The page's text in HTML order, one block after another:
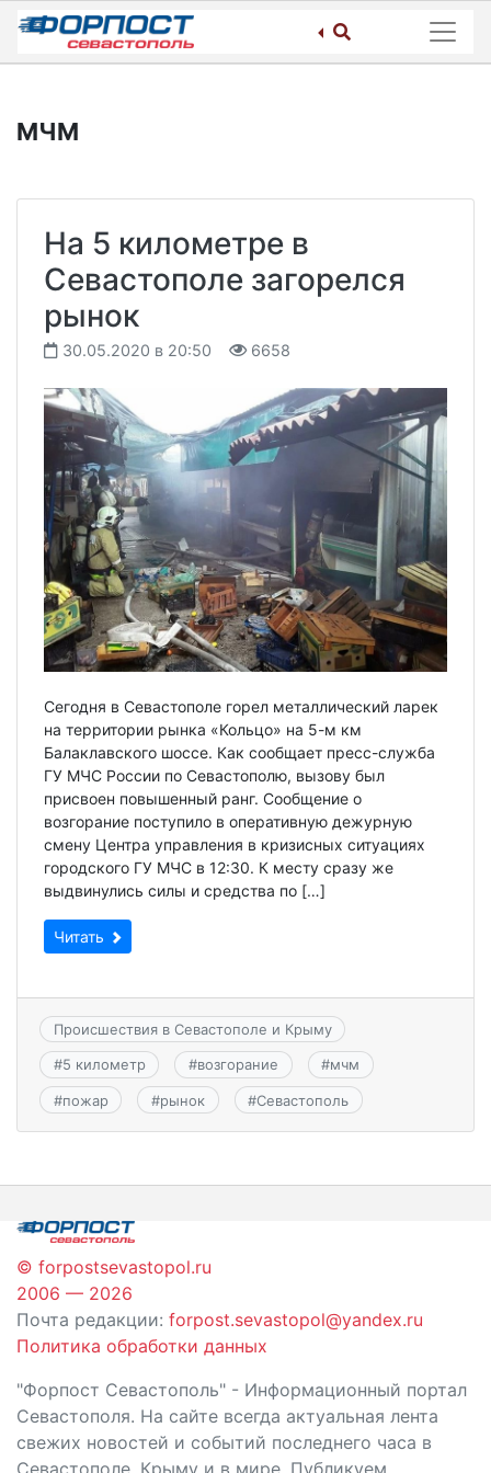
Skip
content
МЧМ
На 5 километре в
Севастополе загорелся
рынок
30.05.2020 в 20:50 6658
Сегодня в Севастополе горел металлический ларек
на территории рынка «Кольцо» на 5-м км
Балаклавского шоссе. Как сообщает пресс-служба
ГУ МЧС России по Севастополю, вызову был
присвоен повышенный ранг. Сообщение о
возгорание поступило в оперативную дежурную
смену Центра управления в кризисных ситуациях
городского ГУ МЧС в 12:30. К месту сразу же
выдвинулись силы и средства по […]
Читать
Происшествия в Севастополе и Крыму
#5 километр #возгорание #мчм
#пожар #рынок #Севастополь
© forpostsevastopol.ru
2006 — 2026
Почта редакции: forpost.sevastopol@yandex.ru
Политика обработки данных
"Форпост Севастополь" - Информационный портал
Севастополя. На сайте всегда актуальная лента
свежих новостей и событий последнего часа в
Севастополе, Крыму и в мире. Публикуем